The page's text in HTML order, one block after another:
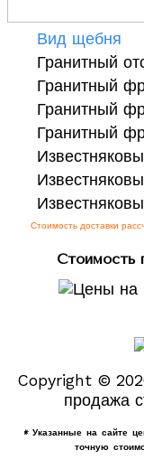
Вид щебня
Гранитный
Гранитный
Гранитный
Гранитный
Стоимость доставки
Стоимость
Copyright ©
продажа
* Указанные на сайте
точную